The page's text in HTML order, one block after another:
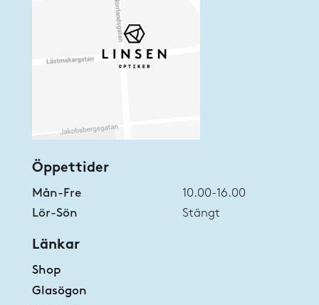
Öppettider
Mån-Fre
10.00-16.00
Lör-Sön
Stängt
Länkar
Shop
Glasögon